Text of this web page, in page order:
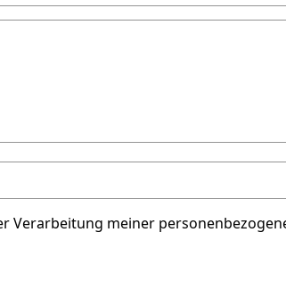
Verarbeitung meiner